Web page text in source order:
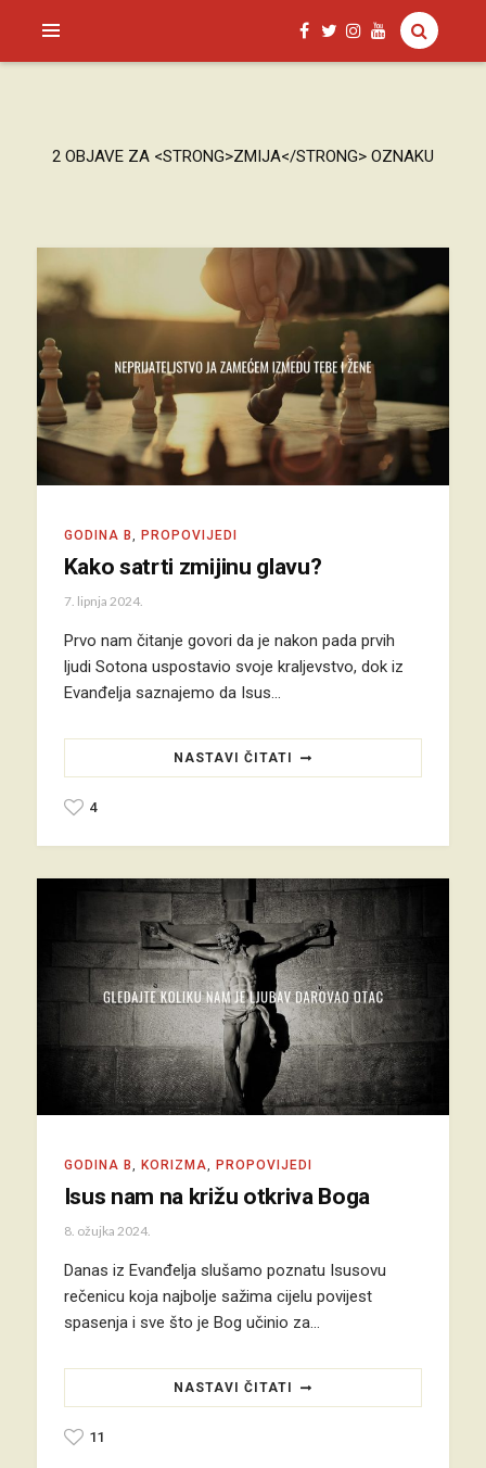
SAGUD.XYZ
2 OBJAVE ZA <STRONG>ZMIJA</STRONG> OZNAKU
GODINA B PROPOVIJEDI
Kako satrti zmijinu glavu?
7. lipnja 2024.
Prvo nam čitanje govori da je nakon pada prvih
ljudi Sotona uspostavio svoje kraljevstvo, dok iz
Evanđelja saznajemo da Isus…
NASTAVI ČITATI
4
GODINA B, KORIZMA, PROPOVIJEDI
Isus nam na križu otkriva Boga
8. ožujka 2024.
Danas iz Evanđelja slušamo poznatu Isusovu
rečenicu koja najbolje sažima cijelu povijest
spasenja i sve što je Bog učinio za…
NASTAVI ČITATI
11